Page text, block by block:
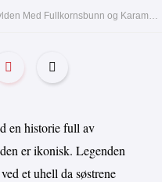
en historie full av
er ikonisk. Legenden
et uhell da søstrene